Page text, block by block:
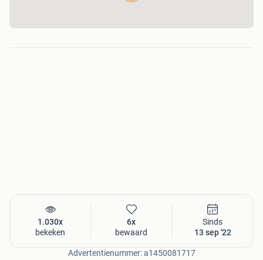
1.030x
bekeken
6x
bewaard
Sinds
13 sep '22
Advertentienummer: a1450081717